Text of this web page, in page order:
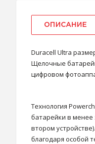
ОПИСАНИЕ
Duracell Ultra
Щелочные
цифровом
Технология
батарейки в менее
втором
благодаря особой